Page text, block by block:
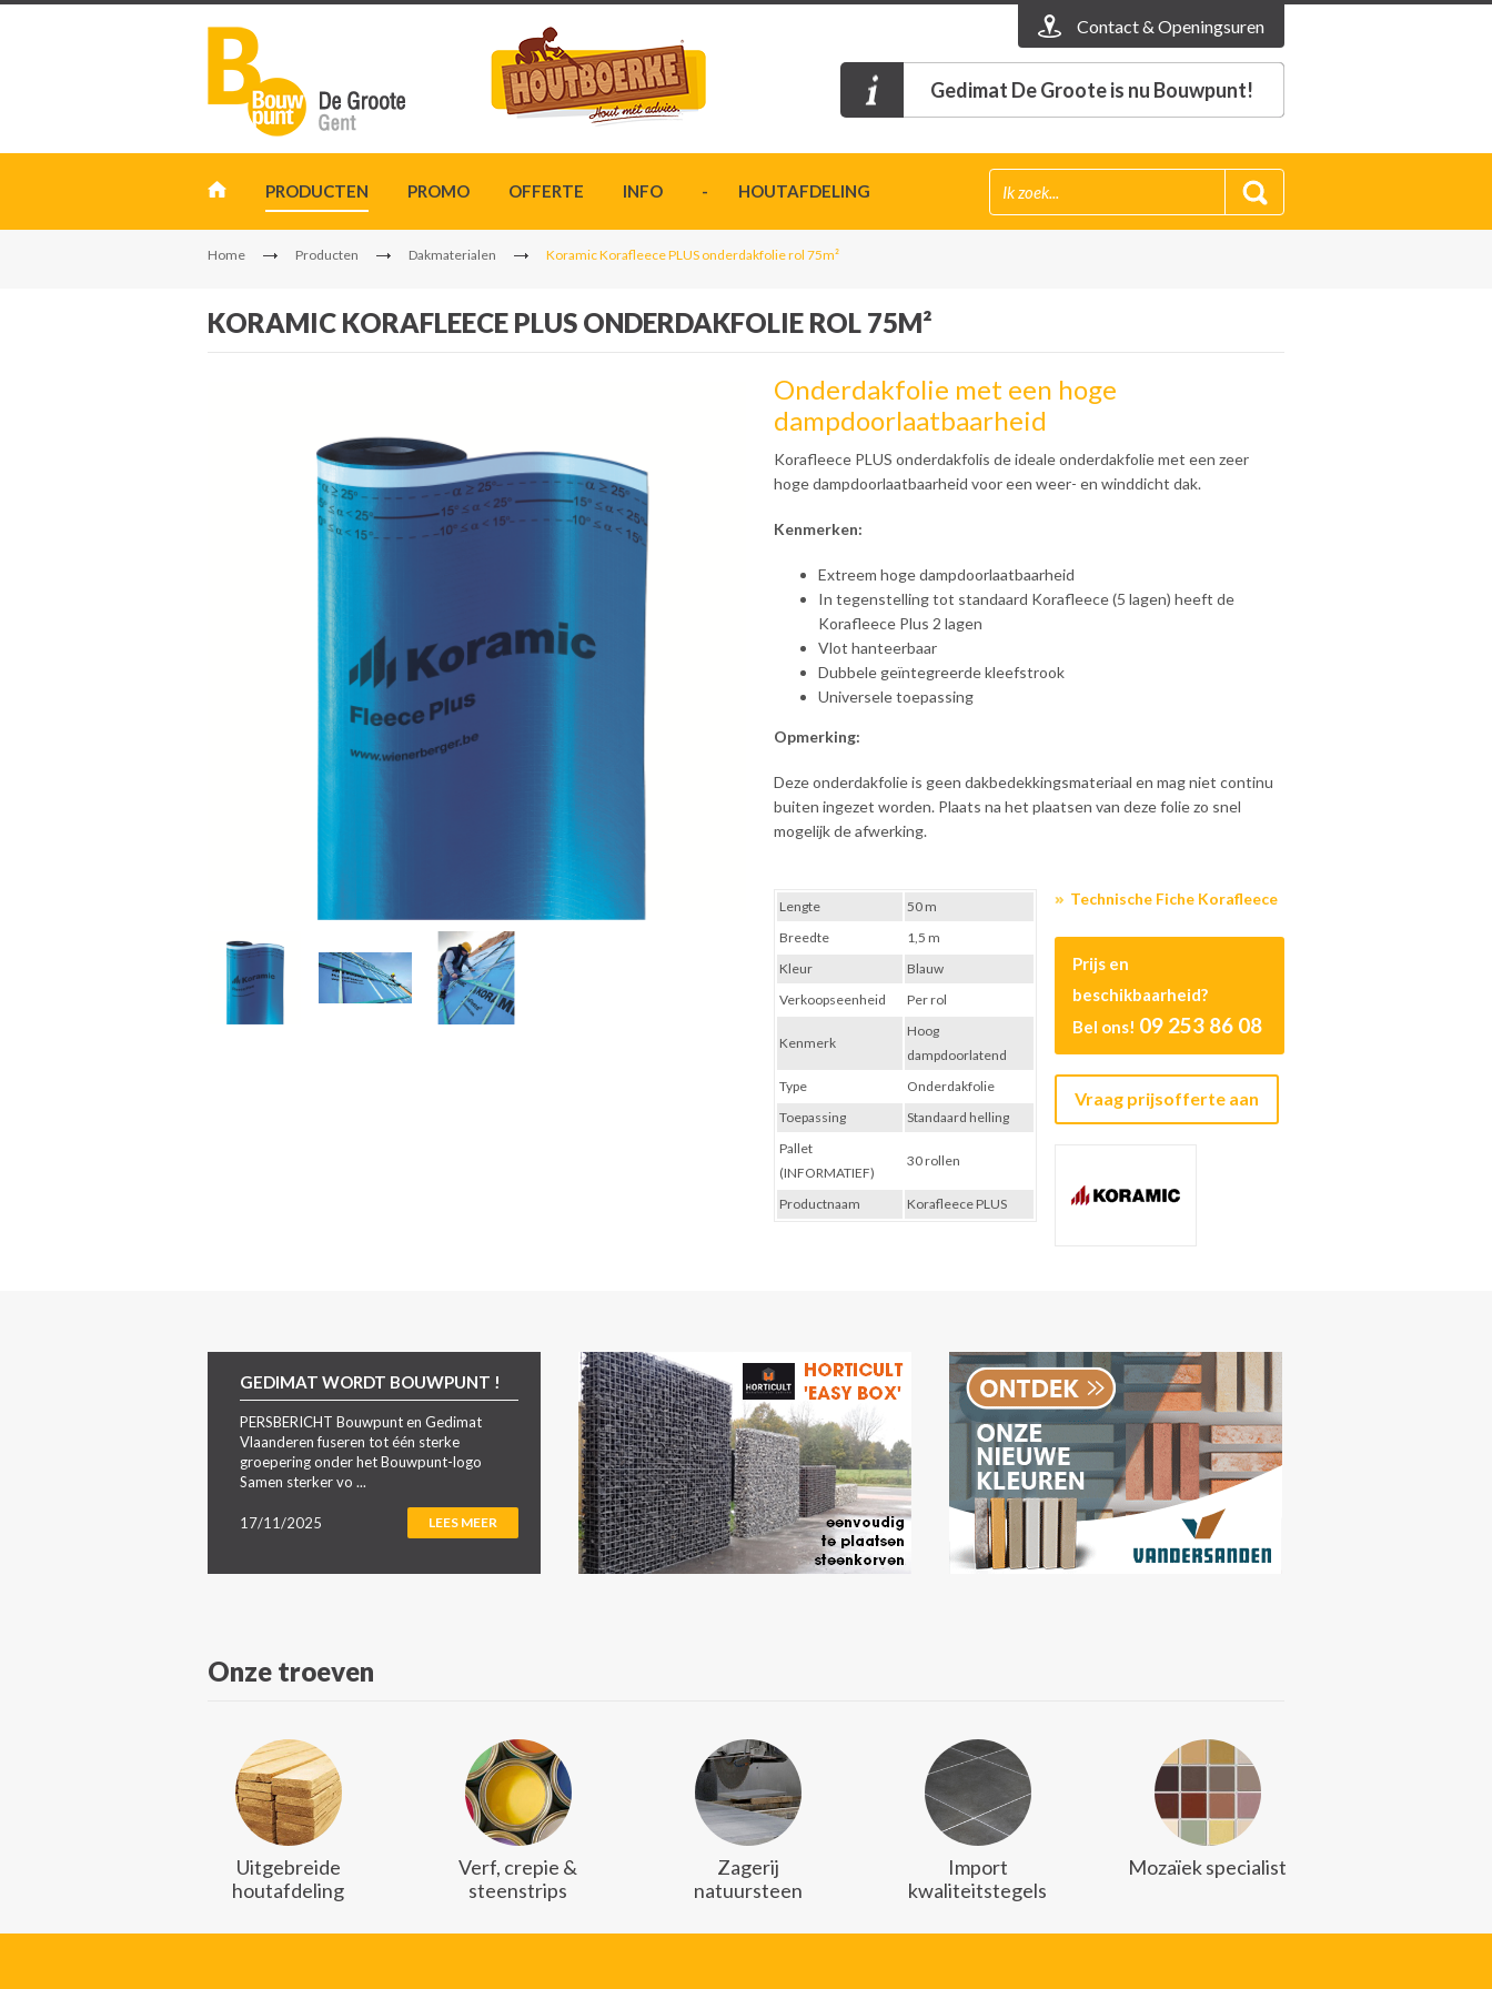
Contact & Openingsuren
Gedimat De Groote is nu Bouwpunt!
PRODUCTEN PROMO OFFERTE INFO - HOUTAFDELING
Home Producten Dakmaterialen Koramic Korafleece PLUS onderdakfolie rol 75m²
KORAMIC KORAFLEECE PLUS ONDERDAKFOLIE ROL 75M²
Onderdakfolie met een hoge
dampdoorlaatbaarheid
Korafleece PLUS onderdakfolis de ideale onderdakfolie met een zeer
hoge dampdoorlaatbaarheid voor een weer- en winddicht dak.
Kenmerken:
Extreem hoge dampdoorlaatbaarheid
In tegenstelling tot standaard Korafleece (5 lagen) heeft de
Korafleece Plus 2 lagen
Vlot hanteerbaar
Dubbele geïntegreerde kleefstrook
Universele toepassing
Opmerking:
Deze onderdakfolie is geen dakbedekkingsmateriaal en mag niet continu
buiten ingezet worden. Plaats na het plaatsen van deze folie zo snel
mogelijk de afwerking.
Technische Fiche Korafleece
Prijs en
beschikbaarheid?
Bel ons! 09 253 86 08
Vraag prijsofferte aan
Lengte
50 m
Breedte
1,5 m
Kleur
Blauw
Verkoopseenheid
Per rol
Kenmerk
Hoog
dampdoorlatend
Type
Onderdakfolie
Toepassing
Standaard helling
Pallet
(INFORMATIEF)
30 rollen
Productnaam Korafleece PLUS
GEDIMAT WORDT BOUWPUNT !
PERSBERICHT Bouwpunt en Gedimat
Vlaanderen fuseren tot één sterke
groepering onder het Bouwpunt-logo
Samen sterker vo ...
17/11/2025 LEES MEER
Onze troeven
Uitgebreide
houtafdeling
Verf, crepie &
steenstrips
Zagerij
natuursteen
Import
kwaliteitstegels
Mozaïek specialist